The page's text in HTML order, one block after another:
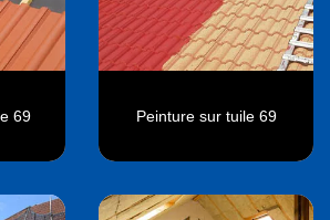
69 Peinture sur tuile 69